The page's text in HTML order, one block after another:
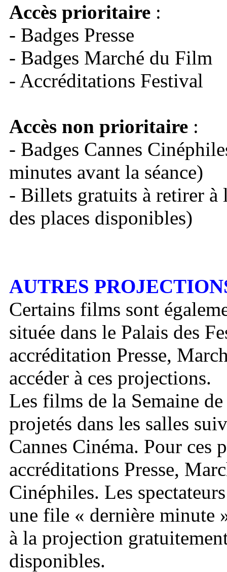
Accès prioritaire:
- Badges Presse
- Badges Marché du Film
- Accréditations Festival
Accès non prioritaire:
- Badges Cannes
minutes avant la séance)
- Billets gratuits à retirer à
des places disponibles)
AUTRES
Certains films sont
située dans le Palais des
accréditation Presse,
accéder à ces projections.
Les films de la Semaine
projetés dans les salles
Cannes Cinéma. Pour ces
accréditations Presse,
Cinéphiles. Les
une file « dernière minute
à la projection
disponibles.